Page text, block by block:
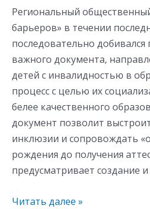
Региональный
барьеров» в течении
последовательно добивался
важного документа,
детей с инвалидностью в
процесс с целью их
белее качественного
документ позволит
инклюзии и сопровождать
рождения до получения
предусматривает создание
Читать далее »